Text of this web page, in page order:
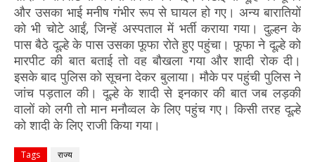
और उसका भाई मनीष गंभीर रूप से घायल हो गए। अन्य बारातियों
को भी चोटे आईं, जिन्हें अस्पताल में भर्ती कराया गया। दुल्हन के
पास बैठे दूल्हे के पास उसका फूफा रोते हुए पहुंचा। फूफा ने दूल्हे को
मारपीट की बात बताई तो वह बौखला गया और शादी रोक दी।
इसके बाद पुलिस को सूचना देकर बुलाया। मौके पर पहुंची पुलिस ने
जांच पड़ताल की। दूल्हे के शादी से इनकार की बात जब लड़की
वालों को लगी तो मान मनौव्वल के लिए पहुंच गए। किसी तरह दूल्हे
को शादी के लिए राजी किया गया।
Tags राज्य